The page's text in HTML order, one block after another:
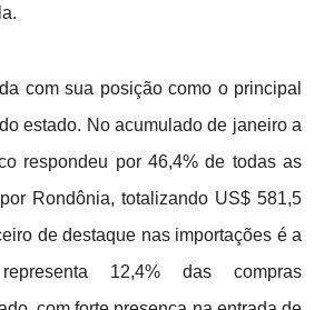
com sua posição como o principal
estado. No acumulado de janeiro a
respondeu por 46,4% de todas as
Rondônia, totalizando US$ 581,5
de destaque nas importações é a
12,4% das compras